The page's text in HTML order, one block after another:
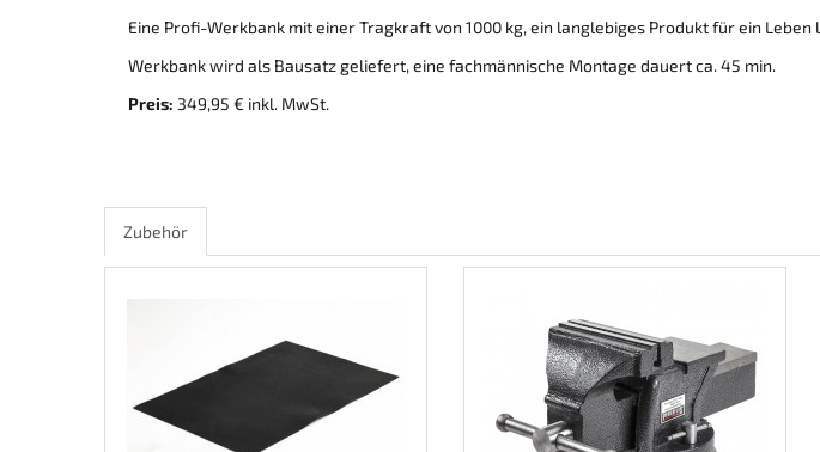
Eine Profi-Werkbank mit einer Tragkraft von 1000 kg, ein langlebiges Produkt für ein Leben
Werkbank wird als Bausatz geliefert, eine fachmännische Montage dauert ca. 45 min.
Preis: 349,95 € inkl. MwSt.
Zubehör